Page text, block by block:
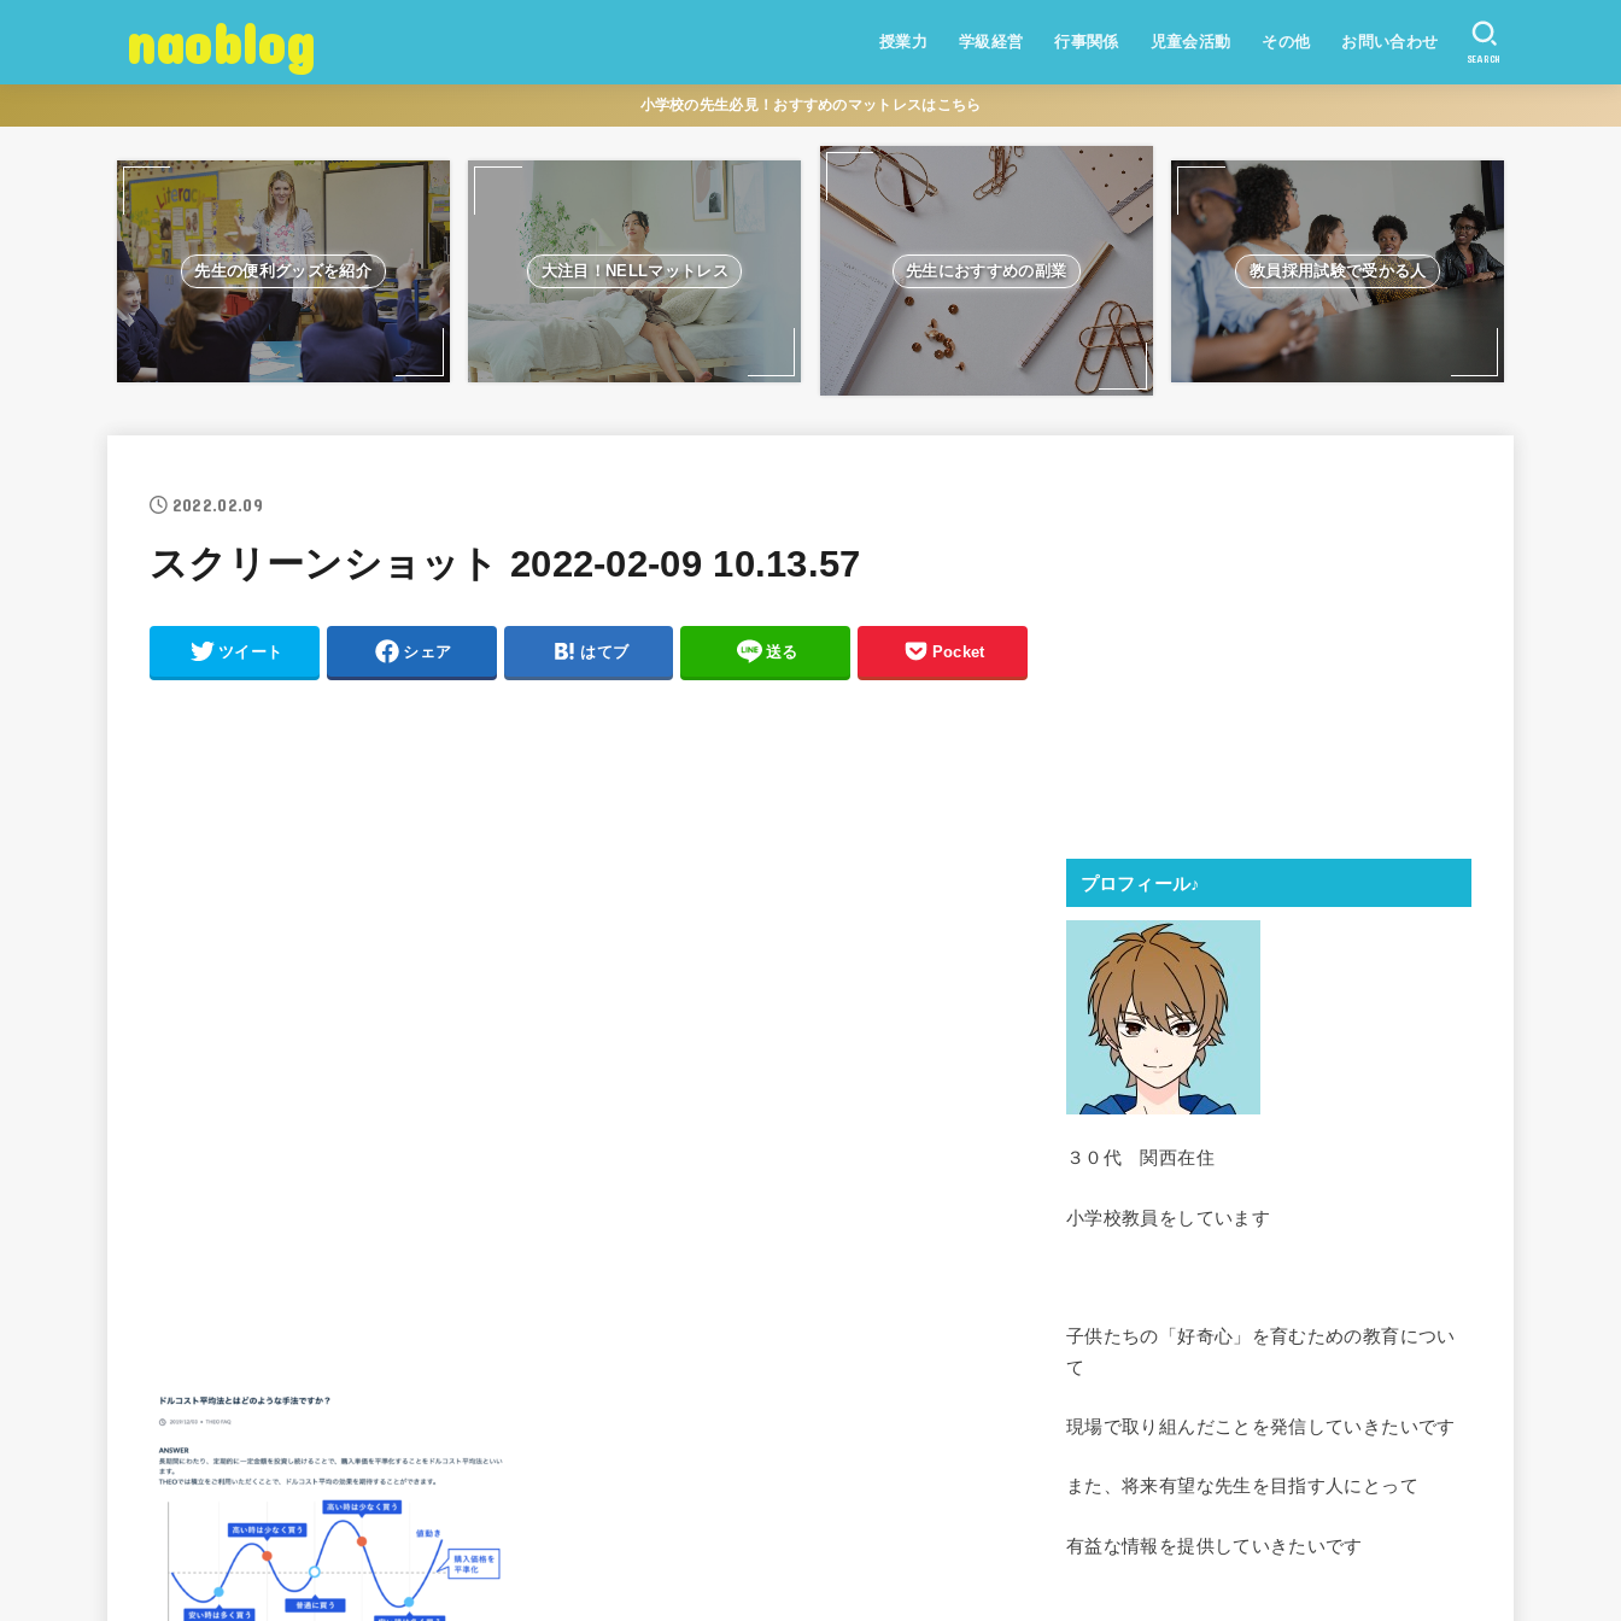
naoblog 授業力 学級経営 行事関係 児童会活動 その他
資産形成
業務改善
教員になりたい方 学校のQ&A
教員採用試験
お問い合わせ
SEARCH
小学校の先生必見！おすすめのマットレスはこちら
先生の便利グッズを紹介 大注目！NELLマットレス 先生におすすめの副業 教員採用試験で受かる人
2022.02.09
スクリーンショット 2022-02-09 10.13.57
ツイート シェア はてブ 送る Pocket
プロフィール♪
３０代 関西在住
小学校教員をしています
子供たちの「好奇心」を育むための教育につい
て
現場で取り組んだことを発信していきたいです
また、将来有望な先生を目指す人にとって
有益な情報を提供していきたいです